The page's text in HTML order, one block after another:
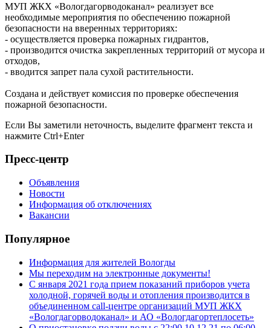
МУП ЖКХ «Вологдагорводоканал» реализует все
необходимые мероприятия по обеспечению пожарной
безопасности на вверенных территориях:
- осуществляется проверка пожарных гидрантов,
- производится очистка закрепленных территорий от мусора и
отходов,
- вводится запрет пала сухой растительности.
Создана и действует комиссия по проверке обеспечения
пожарной безопасности.
Если Вы заметили неточность, выделите фрагмент текста и
нажмите Ctrl+Enter
Пресс-центр
Объявления
Новости
Информация об отключениях
Вакансии
Популярное
Информация для жителей Вологды
Мы переходим на электронные документы!
С января 2021 года прием показаний приборов учета
холодной, горячей воды и отопления производится в
объединенном call-центре организаций МУП ЖКХ
«Вологдагорводоканал» и АО «Вологдагортеплосеть»